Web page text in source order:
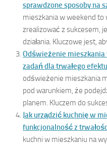
sprawdzone sposoby na
mieszkania w weekend
zrealizować z sukcesem,
działania. Kluczowe jest,
Odświeżenie
zadań dla trwałego
odświeżenie mieszkania
pod warunkiem, że
planem. Kluczem do
Jak urządzić kuchnię w
funkcjonalność z
kuchni w mieszkaniu na